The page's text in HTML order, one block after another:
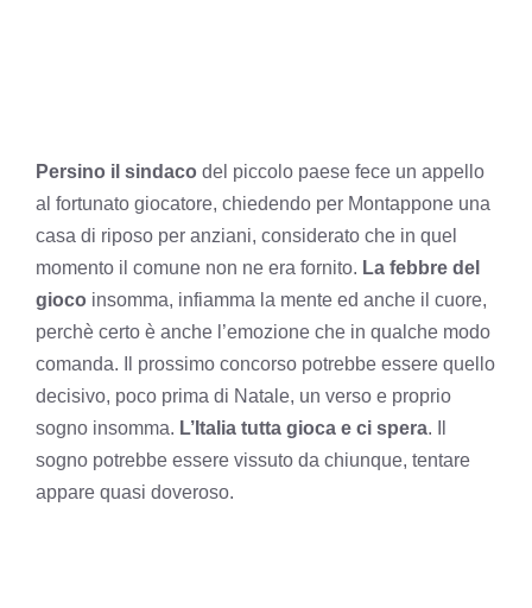
Persino il sindaco del piccolo paese fece un appello
al fortunato giocatore, chiedendo per Montappone una
casa di riposo per anziani, considerato che in quel
momento il comune non ne era fornito. La febbre del
gioco insomma, infiamma la mente ed anche il cuore,
perchè certo è anche l’emozione che in qualche modo
comanda. Il prossimo concorso potrebbe essere quello
decisivo, poco prima di Natale, un verso e proprio
sogno insomma. L’Italia tutta gioca e ci spera. Il
sogno potrebbe essere vissuto da chiunque, tentare
appare quasi doveroso.